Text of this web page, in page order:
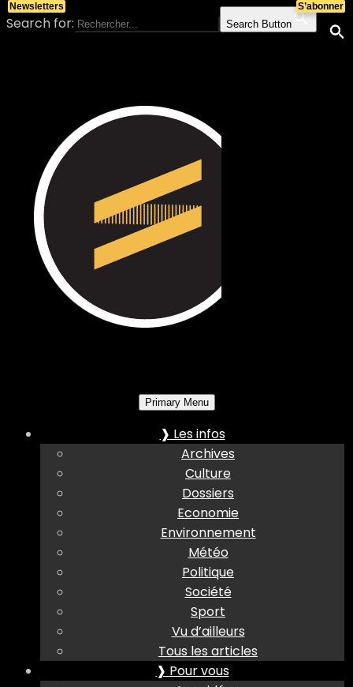
Search for: Search Button
Primary Menu
❱ Les infos
Archives
Culture
Dossiers
Economie
Environnement
Météo
Politique
Société
Sport
Vu d’ailleurs
Tous les articles
❱ Pour vous
S’abonner
Newsletters